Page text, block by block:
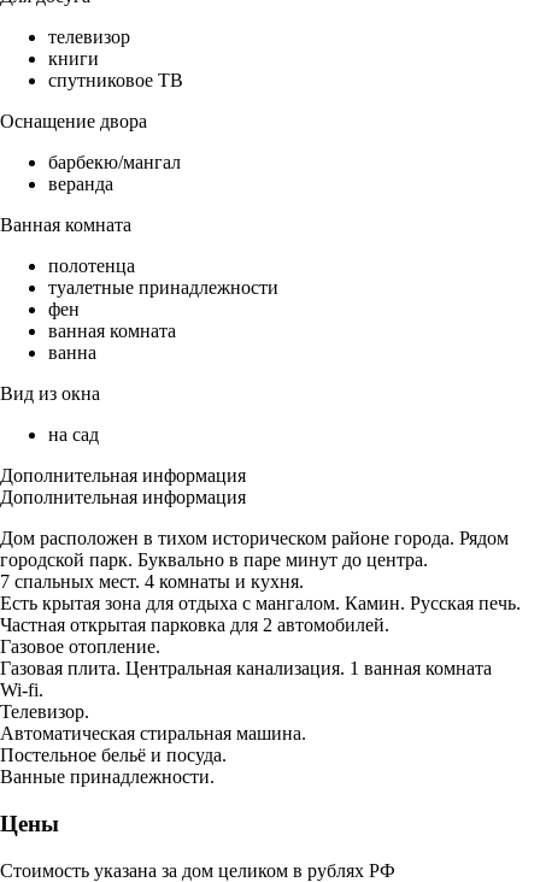
телевизор
книги
спутниковое ТВ
Оснащение двора
барбекю/мангал
веранда
Ванная комната
полотенца
туалетные принадлежности
фен
ванная комната
ванна
Вид из окна
на сад
Дополнительная информация
Дополнительная информация
Дом расположен в тихом историческом районе города. Рядом
городской парк. Буквально в паре минут до центра.
7 спальных мест. 4 комнаты и кухня.
Есть крытая зона для отдыха с мангалом. Камин. Русская печь.
Частная открытая парковка для 2 автомобилей.
Газовое отопление.
Газовая плита. Центральная канализация. 1 ванная комната
Wi-fi.
Телевизор.
Автоматическая стиральная машина.
Постельное бельё и посуда.
Ванные принадлежности.
Цены
Стоимость указана за дом целиком в рублях РФ